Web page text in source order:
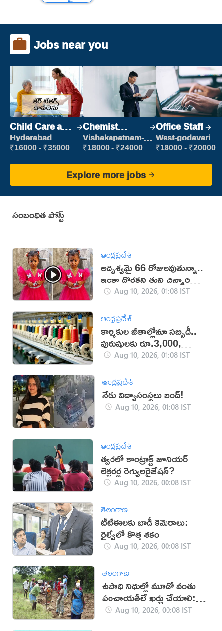
Jobs near you
Child Care and
Patient care
Hyderabad
₹16000 - ₹35000
Chemist
Production
Executive
Vishakapatnam-
new
₹18000 - ₹24000
Office Staff
West-godavari
₹18000 - ₹20000
Explore more jobs
సంబంధిత పోస్ట్
ఆంధ్రప్రదేశ్
అదృశ్యమై 66 రోజులవుతున్నా..
ఇంకా దొరకని తుని చిన్నారి
ఆచూకీ (VIDEO)
Aug 10, 2026, 01:08 IST
ఆంధ్రప్రదేశ్
కార్మికుల జీతాల్లోనూ సబ్సిడీ..
పురుషులకు రూ.3,000,
మహిళలకు రూ.3,500
Aug 10, 2026, 01:08 IST
ఆంధ్రప్రదేశ్
నేడు విద్యాసంస్థలు బంద్!
Aug 10, 2026, 01:08 IST
ఆంధ్రప్రదేశ్
త్వరలో కాంట్రాక్ట్‌ జూనియర్
లెక్చరర్ల రెగ్యులరైజేషన్?
Aug 10, 2026, 00:08 IST
తెలంగాణ
టీటీఈలకు బాడీ కెమెరాలు:
రైల్వేలో కొత్త శకం
Aug 10, 2026, 00:08 IST
తెలంగాణ
ఉపాధి నిధుల్లో మూడో వంతు
పంచాయతీలే ఖర్చు చేయాలి:
కేంద్రంAug 10, 2026, 00:08 IST